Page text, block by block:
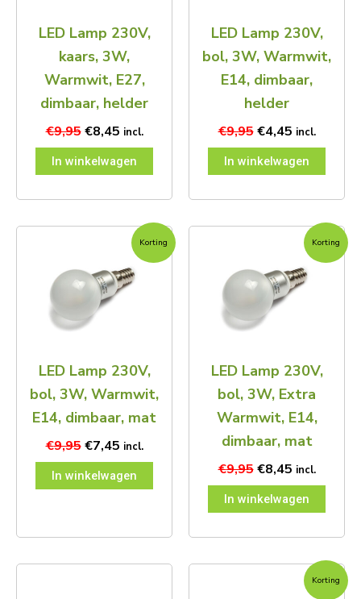
LED Lamp 230V,
kaars, 3W,
Warmwit, E27,
dimbaar, helder
€9,95 €8,45 incl.
In winkelwagen
LED Lamp 230V,
bol, 3W, Warmwit,
E14, dimbaar,
helder
€9,95 €4,45 incl.
In winkelwagen
Korting
LED Lamp 230V,
bol, 3W, Warmwit,
E14, dimbaar, mat
€9,95
Oorspronkelijke
was:
€9,95.
€7,45
Huidige
prijs
is:
€7,45.
incl.
In winkelwagen
Korting
LED Lamp 230V,
bol, 3W, Extra
Warmwit, E14,
dimbaar, mat
€9,95
Oorspronkelijke
was:
€9,95.
€8,45
Huidige
prijs
is:
€8,45.
incl.
In winkelwagen
Korting
Oorspronkelijke
Huidige
prijs